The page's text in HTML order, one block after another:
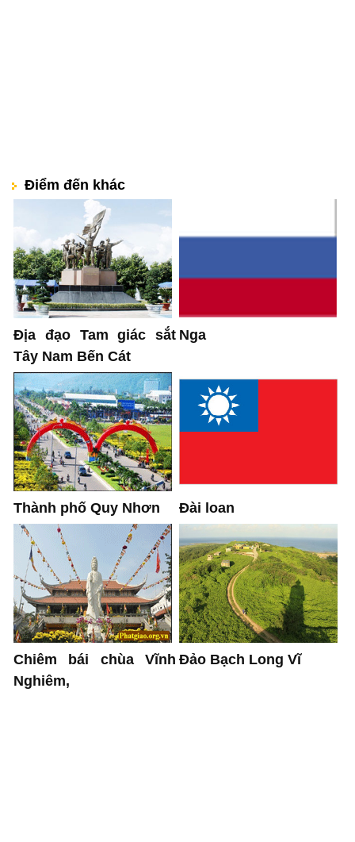
Điểm đến khác
Địa đạo Tam giác sắt
Tây Nam Bến Cát
Nga
Thành phố Quy Nhơn Đài loan
Chiêm bái chùa Vĩnh
Nghiêm,
Đảo Bạch Long Vĩ